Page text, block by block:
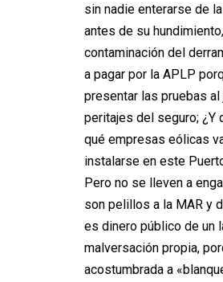
sin nadie enterarse de
antes de su
contaminación del
a pagar por la APLP
presentar las pruebas
peritajes del seguro; ¿Y
qué empresas eólicas
instalarse en este
Pero no se lleven a
son pelillos a la MAR y
es dinero público de un
malversación propia,
acostumbrada a